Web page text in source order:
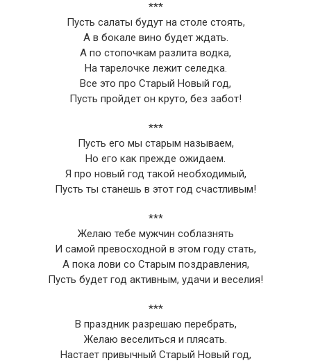
***
Пусть салаты будут на столе стоять,
А в бокале вино будет ждать.
А по стопочкам разлита водка,
На тарелочке лежит селедка.
Все это про Старый Новый год,
Пусть пройдет он круто, без забот!
***
Пусть его мы старым называем,
Но его как прежде ожидаем.
Я про новый год такой необходимый,
Пусть ты станешь в этот год счастливым!
***
Желаю тебе мужчин соблазнять
И самой превосходной в этом году стать,
А пока лови со Старым поздравления,
Пусть будет год активным, удачи и веселия!
***
В праздник разрешаю перебрать,
Желаю веселиться и плясать.
Настает привычный Старый Новый год,